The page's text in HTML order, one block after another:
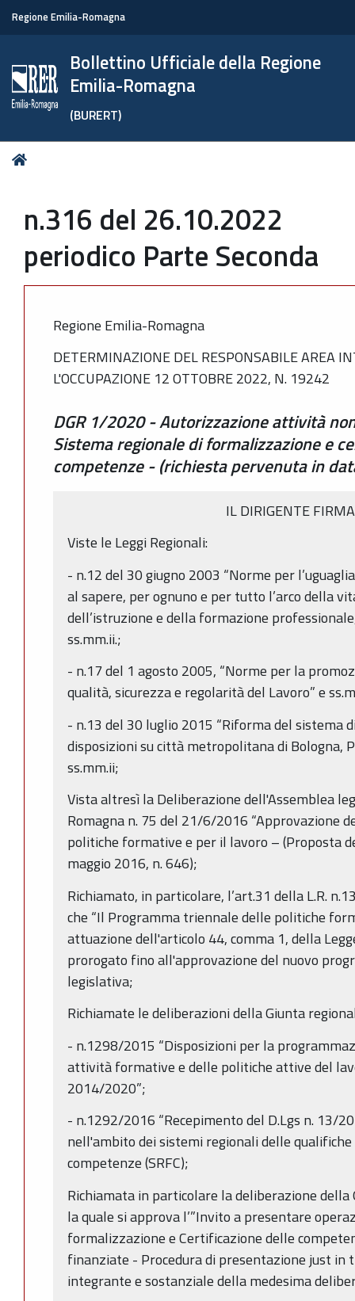
Regione Emilia-Romagna
Bollettino Ufficiale della Regione
Emilia-Romagna
(BURERT)
Tu
n.316 del 26.10.2022
periodico Parte Seconda
Regione Emilia-Romagna
DETERMINAZIONE DEL RESPONSABILE AREA
L'OCCUPAZIONE 12 OTTOBRE 2022, N. 19242
DGR 1/2020 - Autorizzazione attività
Sistema regionale di formalizzazione e
competenze - (richiesta pervenuta in
IL DIRIGENTE
Viste le Leggi Regionali:
- n.12 del 30 giugno 2003 “Norme per
al sapere, per ognuno e per tutto l’arco della
dell’istruzione e della formazione
ss.mm.ii.;
- n.17 del 1 agosto 2005, “Norme per la
qualità, sicurezza e regolarità del Lavoro” e
- n.13 del 30 luglio 2015 “Riforma del sistema
disposizioni su città metropolitana di Bologna,
ss.mm.ii;
Vista altresì la Deliberazione dell'Assemblea
Romagna n. 75 del 21/6/2016 “Approvazione
politiche formative e per il lavoro – (Proposta
maggio 2016, n. 646);
Richiamato, in particolare, l’art.31 della L.R.
che “Il Programma triennale delle politiche
attuazione dell'articolo 44, comma 1, della
prorogato fino all'approvazione del nuovo
legislativa;
Richiamate le deliberazioni della Giunta
- n.1298/2015 “Disposizioni per la
attività formative e delle politiche attive del
2014/2020”;
- n.1292/2016 “Recepimento del D.Lgs n. 13/
nell'ambito dei sistemi regionali delle qualifiche
competenze (SRFC);
Richiamata in particolare la deliberazione
la quale si approva l’”Invito a presentare
formalizzazione e Certificazione delle
finanziate - Procedura di presentazione just in
integrante e sostanziale della medesima